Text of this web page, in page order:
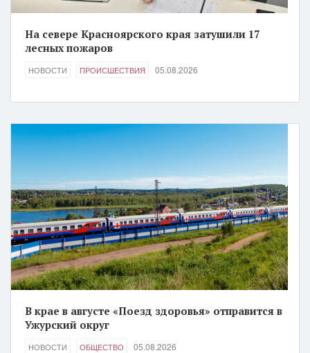
На севере Красноярского края затушили 17
лесных пожаров
НОВОСТИ ПРОИСШЕСТВИЯ 05.08.2026
В крае в августе «Поезд здоровья» отправится в
Ужурский округ
НОВОСТИ ОБЩЕСТВО 05.08.2026